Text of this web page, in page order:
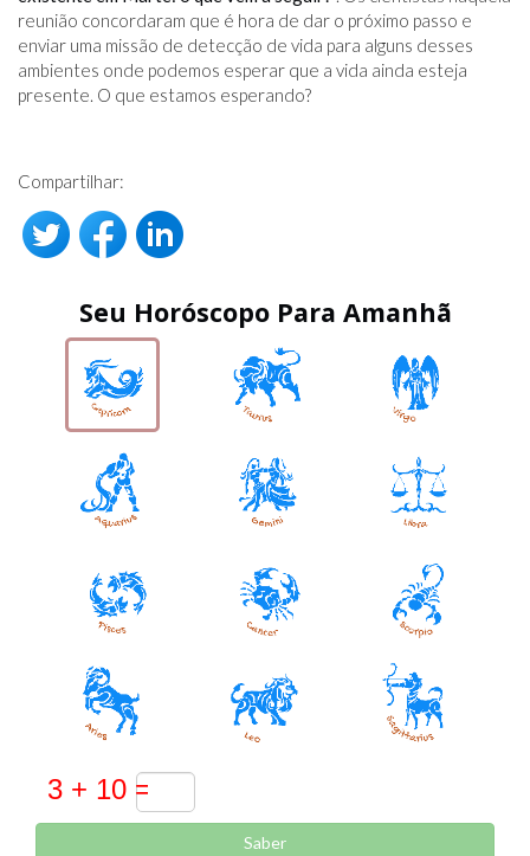
reunião concordaram que é hora de dar o próximo passo e
enviar uma missão de detecção de vida para alguns desses
ambientes onde podemos esperar que a vida ainda esteja
presente. O que estamos esperando?
Compartilhar:
Seu Horóscopo Para Amanhã
Saber